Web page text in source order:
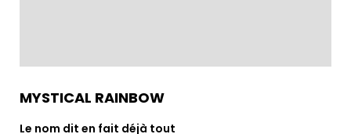
MYSTICAL RAINBOW
Le nom dit en fait déjà tout